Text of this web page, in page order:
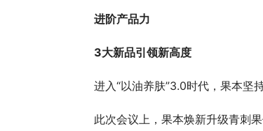
进阶产品力
3大新品引领新高度
进入“以油养肤”3.0时代，果本坚
此次会议上，果本焕新升级青刺